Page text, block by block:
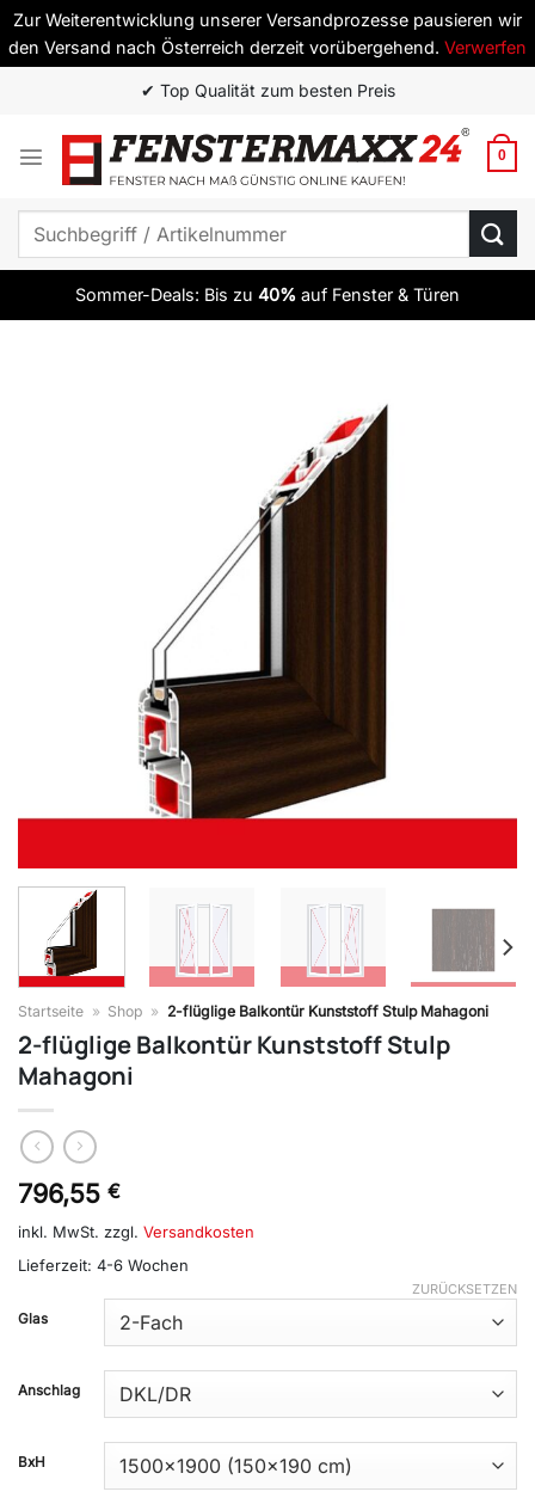
Zur Weiterentwicklung unserer Versandprozesse pausieren wir
den Versand nach Österreich derzeit vorübergehend. Verwerfen
springen
✔ Top Qualität zum besten Preis
0
Suchen
Sommer-Deals: Bis zu 40% auf Fenster & Türen
Startseite » Shop » 2-flüglige Balkontür Kunststoff Stulp Mahagoni
2-flüglige Balkontür Kunststoff Stulp
Mahagoni
796,55 €
inkl. MwSt. zzgl. Versandkosten
Lieferzeit: 4-6 Wochen
Glas
Anschlag
BxH
ZURÜCKSETZEN